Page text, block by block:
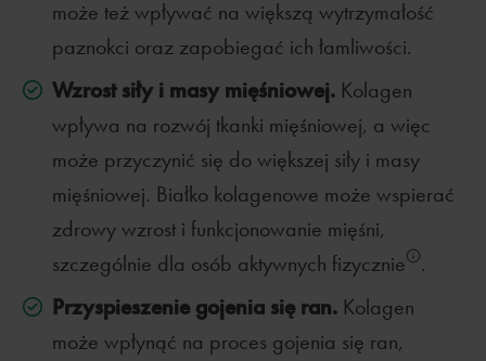
może też wpływać na większą wytrzymałość
paznokci oraz zapobiegać ich łamliwości.
Wzrost siły i masy mięśniowej. Kolagen
wpływa na rozwój tkanki mięśniowej, a więc
może przyczynić się do większej siły i masy
mięśniowej. Białko kolagenowe może wspierać
zdrowy wzrost i funkcjonowanie mięśni,
szczególnie dla osób aktywnych fizycznie
.
Przyspieszenie gojenia się ran. Kolagen
może wpłynąć na proces gojenia się ran,